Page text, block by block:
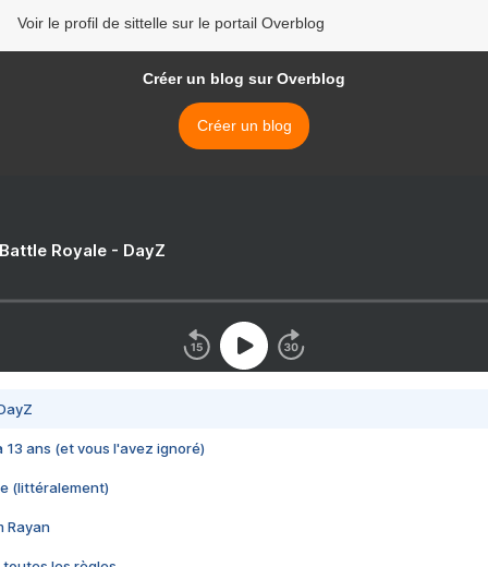
Voir le profil de sittelle sur le portail Overblog
Créer un blog sur Overblog
Créer un blog
Royale - DayZ
13 ans (et vous l'avez ignoré)
(littéralement)
Rayan